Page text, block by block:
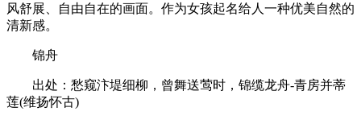
风舒展、自由自在的画面。作为女孩起名给人一种优美自然的
清新感。
锦舟
出处：愁窥汴堤细柳，曾舞送莺时，锦缆龙舟-青房并蒂
莲(维扬怀古)